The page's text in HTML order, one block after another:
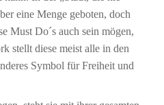
eine Menge geboten, doch
Must Do´s auch sein mögen,
stellt diese meist alle in den
Symbol für Freiheit und